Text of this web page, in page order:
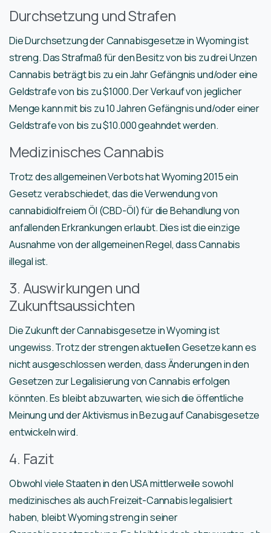
Durchsetzung und Strafen
Die Durchsetzung der Cannabisgesetze in Wyoming ist
streng. Das Strafmaß für den Besitz von bis zu drei Unzen
Cannabis beträgt bis zu ein Jahr Gefängnis und/oder eine
Geldstrafe von bis zu $1000. Der Verkauf von jeglicher
Menge kann mit bis zu 10 Jahren Gefängnis und/oder einer
Geldstrafe von bis zu $10.000 geahndet werden.
Medizinisches Cannabis
Trotz des allgemeinen Verbots hat Wyoming 2015 ein
Gesetz verabschiedet, das die Verwendung von
cannabidiolfreiem Öl (CBD-Öl) für die Behandlung von
anfallenden Erkrankungen erlaubt. Dies ist die einzige
Ausnahme von der allgemeinen Regel, dass Cannabis
illegal ist.
3. Auswirkungen und
Zukunftsaussichten
Die Zukunft der Cannabisgesetze in Wyoming ist
ungewiss. Trotz der strengen aktuellen Gesetze kann es
nicht ausgeschlossen werden, dass Änderungen in den
Gesetzen zur Legalisierung von Cannabis erfolgen
könnten. Es bleibt abzuwarten, wie sich die öffentliche
Meinung und der Aktivismus in Bezug auf Canabisgesetze
entwickeln wird.
4. Fazit
Obwohl viele Staaten in den USA mittlerweile sowohl
medizinisches als auch Freizeit-Cannabis legalisiert
haben, bleibt Wyoming streng in seiner